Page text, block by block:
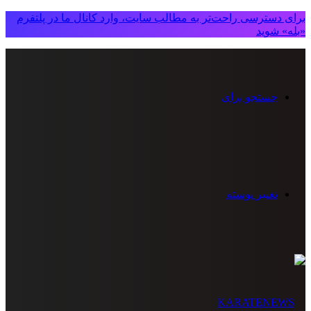
برای دسترسی راحت‌تر به مطالب سایت، وارد کانال ما در پلتفرم
«بله» شوید
جستجو برای
تغییر پوسته